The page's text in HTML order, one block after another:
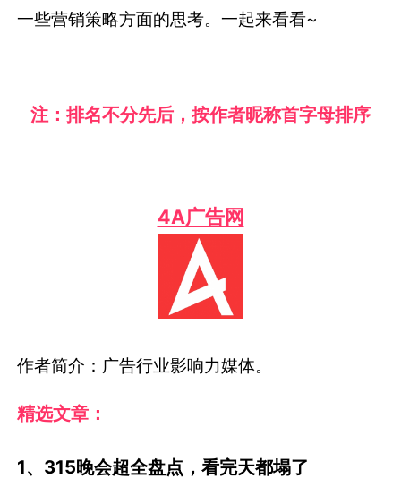
一些营销策略方面的思考。一起来看看~
注：排名不分先后，按作者昵称首字母排序
4A广告网
作者简介：广告行业影响力媒体。
精选文章：
1、315晚会超全盘点，看完天都塌了